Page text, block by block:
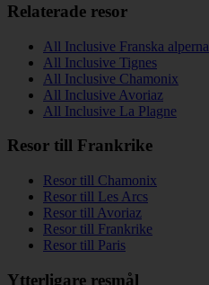
Relaterade resor
All Inclusive Franska alperna
All Inclusive Tignes
All Inclusive Chamonix
All Inclusive Avoriaz
All Inclusive La Plagne
Resor till Frankrike
Resor till Chamonix
Resor till Les Arcs
Resor till Avoriaz
Resor till Frankrike
Resor till Paris
Ytterligare resmål